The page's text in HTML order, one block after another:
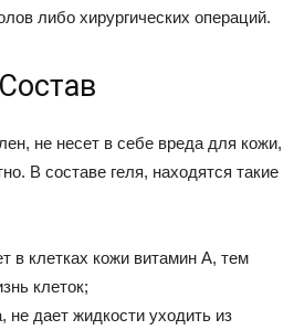
либо хирургических операций.
Состав
не несет в себе вреда для кожи,
В составе геля, находятся такие
в клетках кожи витамин А, тем
клеток;
не дает жидкости уходить из